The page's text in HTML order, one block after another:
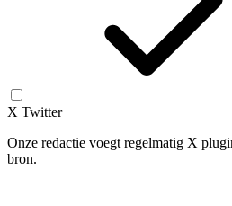
X Twitter
Onze redactie voegt regelmatig X
bron.